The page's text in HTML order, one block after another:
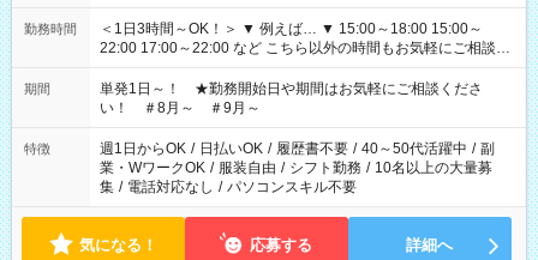
勤務時間
＜1日3時間～OK！＞ ▼ 例えば… ▼ 15:00～18:00 15:00～
22:00 17:00～22:00 など こちら以外の時間もお気軽にご相談く
ださい！
期間
単発1日～！ ★勤務開始日や期間はお気軽にご相談くださ
い！ ＃8月～ ＃9月～
特徴 週1日からOK / 日払いOK / 履歴書不要 / 40～50代活躍中 / 副
業・WワークOK / 服装自由 / シフト勤務 / 10名以上の大量募
集 / 電話対応なし / パソコンスキル不要
気になる！ 応募する 詳細へ